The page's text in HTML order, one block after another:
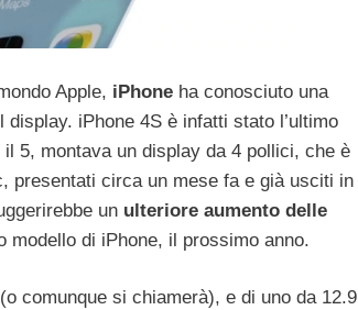
Apple, iPhone ha conosciuto una
iPhone 4S è infatti stato l’ultimo
5, montava un display da 4 pollici, che è
presentati circa un mese fa e già usciti in
un ulteriore aumento delle
modello di iPhone, il prossimo anno.
comunque si chiamerà), e di uno da 12.9